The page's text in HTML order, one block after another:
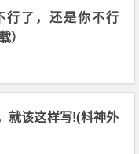
行了，还是你不行
）
就该这样写!(料神外